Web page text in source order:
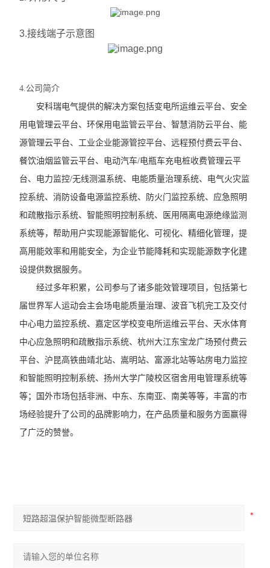
3.接线端子示意图
4.公司简介
安科瑞电气提供的解决方案包括变电所运维云平台、安全
用电管理云平台、环保用电监管云平台、智慧消防云平台、能
源管理云平台、工业企业能源管控平台、远程预付费云平台、
餐饮油烟监管云平台、电动汽车/电瓶车充电桩收费管理云平
台、电力监控/无线测温系统、电能质量治理系统、电气火灾监
控系统、消防设备电源监控系统、防火门监控系统、应急照明
和疏散指示系统、智能照明控制系统、医用隔离电源绝缘监测
系统等，帮助用户实现能源智能化、可视化、精细化管理，提
高用能效率和用能安全，为企业节能降耗和实现能源数字化建
设提供数据服务。
经过多年积累，公司参与了诸多能效管理项目，包括第七
届世界军人运动会主会场电能质量治理、波音飞机完工及交付
中心电力监控系统、嘉定区学校变电所运维云平台、天水体育
中心应急照明和疏散指示系统、杭州大江东宝龙广场预付费云
平台、沪昆高铁曲靖北站、嵩明站、富源北站等站房电力监控
和智能照明控制系统、扬州大学广陵校区宿舍用电管理系统等
等；国外市场包括非洲、中东、东南亚、南美等等，丰富的市
场经验提升了公司的品牌影响力，在产品质量和服务方面赢得
了广泛的赞誉。